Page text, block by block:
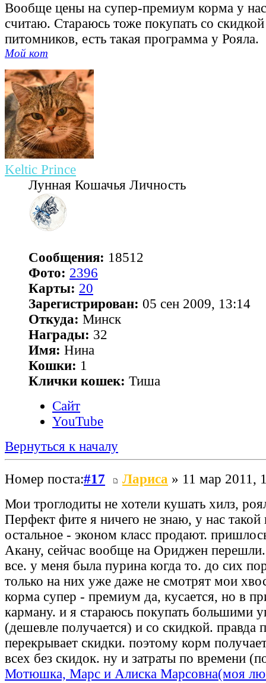
Вообще цены на супер-премиум корма у
считаю. Стараюсь тоже покупать со
питомников, есть такая программа у Рояла.
Мой кот
Keltic Prince
Лунная Кошачья Личность
Сообщения: 18512
Фото: 2396
Карты: 20
Зарегистрирован: 05 сен 2009, 13:14
Откуда: Минск
Награды: 32
Имя: Нина
Кошки: 1
Клички кошек: Тиша
Сайт
YouTube
Вернуться к началу
Номер поста:#17 Лариса » 11 мар 2011,
Мои троглодиты не хотели кушать хилз,
Перфект фите я ничего не знаю, у нас такой
остальное - эконом класс продают.
Акану, сейчас вообще на Ориджен
все. у меня была пурина когда то. до сих
только на них уже даже не смотрят мои
корма супер - премиум да, кусается, но в
карману. и я стараюсь покупать большими
(дешевле получается) и со скидкой. правда
перекрывает скидки. поэтому корм
всех без скидок. ну и затраты по времени
Мотюшка, Марс и Алиска Марсовна(моя